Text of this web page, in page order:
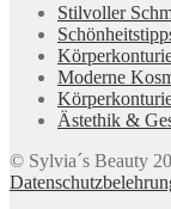
Stilvoller
Moderne
Ästethik &
© Sylvia´s Beauty